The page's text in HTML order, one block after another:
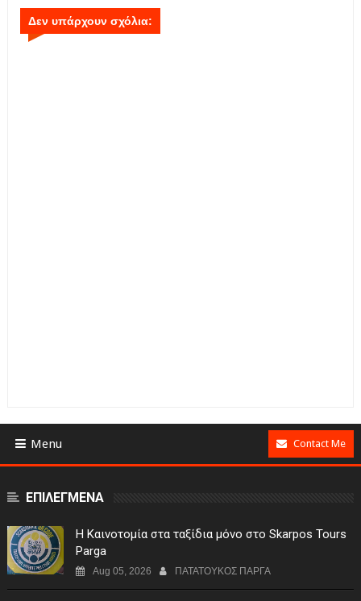
Δεν υπάρχουν σχόλια:
Menu Contact Me
ΕΠΙΛΕΓΜΕΝΑ
Η Καινοτομία στα ταξίδια μόνο στο Skarpos Tours
Parga
Aug 05, 2026 ΠΑΤΑΤΟΥΚΟΣ ΠΑΡΓΑ